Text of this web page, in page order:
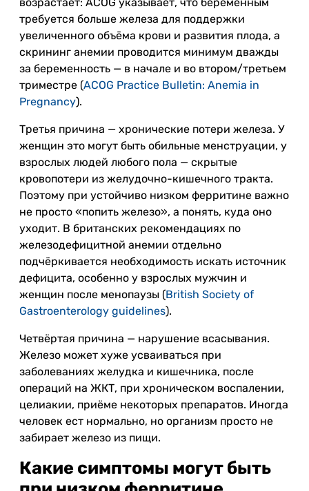
требуется больше железа для поддержки
увеличенного объёма крови и развития плода, а
скрининг анемии проводится минимум дважды
за беременность — в начале и во втором/третьем
триместре (ACOG Practice Bulletin: Anemia in
Pregnancy).
Третья причина — хронические потери железа. У
женщин это могут быть обильные менструации, у
взрослых людей любого пола — скрытые
кровопотери из желудочно-кишечного тракта.
Поэтому при устойчиво низком ферритине важно
не просто «попить железо», а понять, куда оно
уходит. В британских рекомендациях по
железодефицитной анемии отдельно
подчёркивается необходимость искать источник
дефицита, особенно у взрослых мужчин и
женщин после менопаузы (British Society of
Gastroenterology guidelines).
Четвёртая причина — нарушение всасывания.
Железо может хуже усваиваться при
заболеваниях желудка и кишечника, после
операций на ЖКТ, при хроническом воспалении,
целиакии, приёме некоторых препаратов. Иногда
человек ест нормально, но организм просто не
забирает железо из пищи.
Какие симптомы могут быть